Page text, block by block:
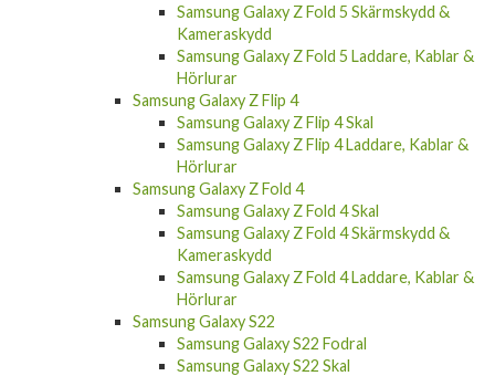
Samsung Galaxy Z Fold 5 Skärmskydd &
Kameraskydd
Samsung Galaxy Z Fold 5 Laddare, Kablar &
Hörlurar
Samsung Galaxy Z Flip 4
Samsung Galaxy Z Flip 4 Skal
Samsung Galaxy Z Flip 4 Laddare, Kablar &
Hörlurar
Samsung Galaxy Z Fold 4
Samsung Galaxy Z Fold 4 Skal
Samsung Galaxy Z Fold 4 Skärmskydd &
Kameraskydd
Samsung Galaxy Z Fold 4 Laddare, Kablar &
Hörlurar
Samsung Galaxy S22
Samsung Galaxy S22 Fodral
Samsung Galaxy S22 Skal